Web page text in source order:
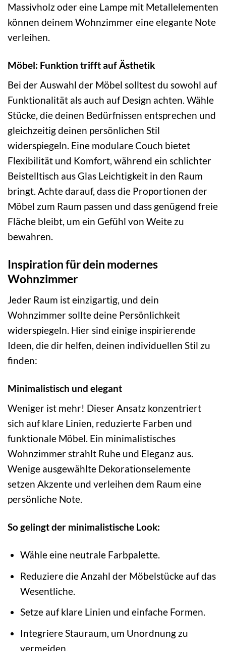
Massivholz oder eine Lampe mit Metallelementen
können deinem Wohnzimmer eine elegante Note
verleihen.
Möbel: Funktion trifft auf Ästhetik
Bei der Auswahl der Möbel solltest du sowohl auf
Funktionalität als auch auf Design achten. Wähle
Stücke, die deinen Bedürfnissen entsprechen und
gleichzeitig deinen persönlichen Stil
widerspiegeln. Eine modulare Couch bietet
Flexibilität und Komfort, während ein schlichter
Beistelltisch aus Glas Leichtigkeit in den Raum
bringt. Achte darauf, dass die Proportionen der
Möbel zum Raum passen und dass genügend freie
Fläche bleibt, um ein Gefühl von Weite zu
bewahren.
Inspiration für dein modernes
Wohnzimmer
Jeder Raum ist einzigartig, und dein
Wohnzimmer sollte deine Persönlichkeit
widerspiegeln. Hier sind einige inspirierende
Ideen, die dir helfen, deinen individuellen Stil zu
finden:
Minimalistisch und elegant
Weniger ist mehr! Dieser Ansatz konzentriert
sich auf klare Linien, reduzierte Farben und
funktionale Möbel. Ein minimalistisches
Wohnzimmer strahlt Ruhe und Eleganz aus.
Wenige ausgewählte Dekorationselemente
setzen Akzente und verleihen dem Raum eine
persönliche Note.
So gelingt der minimalistische Look:
Wähle eine neutrale Farbpalette.
Reduziere die Anzahl der Möbelstücke auf das
Wesentliche.
Setze auf klare Linien und einfache Formen.
Integriere Stauraum, um Unordnung zu
vermeiden.